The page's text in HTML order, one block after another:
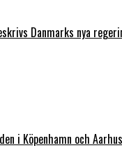
Danmarks nya
i Köpenhamn och